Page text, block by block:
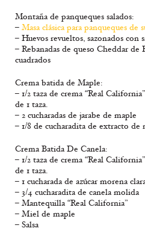
Montaña de panqueques salados:
– Masa clásica para panqueques de
– Huevos revueltos, sazonados con
– Rebanadas de queso Cheddar
cuadrados
Crema batida de Maple:
– 1/2 taza de crema “Real
de 1 taza.
– 2 cucharadas de jarabe de maple
– 1/8 de cucharadita de extracto de
Crema Batida De Canela:
– 1/2 taza de crema “Real
de 1 taza.
– 1 cucharada de azúcar morena
– 3/4 cucharadita de canela molida
– Mantequilla “Real California”
– Miel de maple
– Salsa